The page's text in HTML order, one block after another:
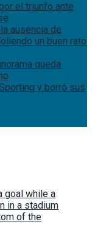
el triunfo ante
ausencia de
un buen rato
queda
y borró sus